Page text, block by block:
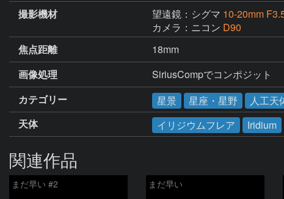
撮影機材
望遠鏡：シグマ 10-20mm
カメラ：ニコン D90
焦点距離
18mm
画像処理
SiriusCompでコンポジット
カテゴリー
星景 星座・星野
人工天
天体
イリジウムフレア Iridium
関連作品
まだ早い #2 まだ早い